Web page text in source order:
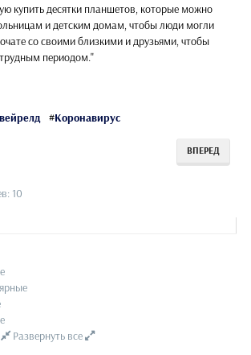
купить десятки планшетов, которые можно
и детским домам, чтобы люди могли
со своими близкими и друзьями, чтобы
периодом."
#Коронавирус
ВПЕРЕД
10
Развернуть все